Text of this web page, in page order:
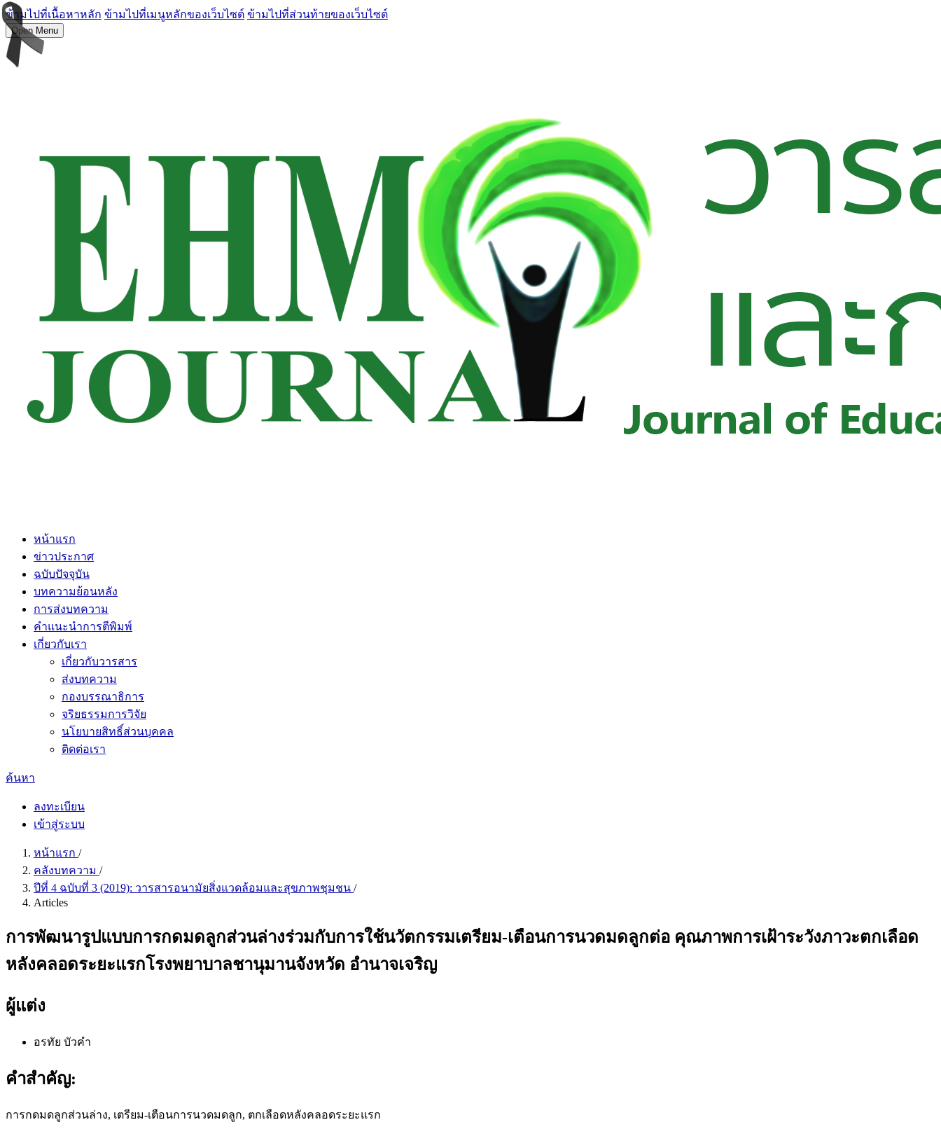
ข้ามไปที่เนื้อหาหลัก ข้ามไปที่เมนูหลักของเว็บไซต์ ข้ามไปที่ส่วนท้ายของเว็บไซต์
Open Menu
หน้าแรก
ข่าวประกาศ
ฉบับปัจจุบัน
บทความย้อนหลัง
การส่งบทความ
คำแนะนำการตีพิมพ์
เกี่ยวกับเรา
เกี่ยวกับวารสาร
ส่งบทความ
กองบรรณาธิการ
จริยธรรมการวิจัย
นโยบายสิทธิ์ส่วนบุคคล
ติดต่อเรา
ค้นหา
ลงทะเบียน
เข้าสู่ระบบ
หน้าแรก /
คลังบทความ /
ปีที่ 4 ฉบับที่ 3 (2019): วารสารอนามัยสิ่งแวดล้อมและสุขภาพชุมชน /
Articles
การพัฒนารูปแบบการกดมดลูกส่วนล่างร่วมกับการใช้นวัตกรรมเตรียม-เตือนการนวดมดลูกต่อ คุณภาพการเฝ้าระวังภาวะตกเลือด
หลังคลอดระยะแรกโรงพยาบาลชานุมานจังหวัด อำนาจเจริญ
ผู้แต่ง
อรทัย บัวคำ
คำสำคัญ:
การกดมดลูกส่วนล่าง, เตรียม-เตือนการนวดมดลูก, ตกเลือดหลังคลอดระยะแรก